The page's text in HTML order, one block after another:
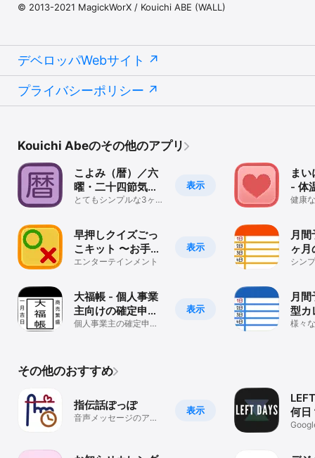
© 2013-2021 MagickWorX / Kouichi ABE (WALL)
デベロッパWebサイト
プライバシーポリシー
Kouichi Abeのその他のアプリ
表示
こよみ（暦）／六
曜・二十四節気・
七十二候・干支・
とてもシンプルな3ヶ月
表示
早押しクイズごっ
こキット 〜お手軽
にイントロクイズ
エンターテインメント
表示
大福帳 - 個人事業
主向けの確定申告
対応の帳簿アプリ
個人事業主の確定申告
ま
- 体
態・
健康
月
ヶ月
すい
シン
月
型カ
様々
その他のおすすめ
表示
指伝話ぽっぽ
音声メッセージのアラ
何日